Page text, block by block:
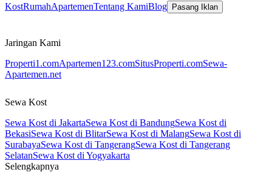
KostRumahApartemenTentang KamiBlog Pasang Iklan
Jaringan Kami
Properti1.comApartemen123.comSitusProperti.comSewa-
Apartemen.net
Sewa Kost
Sewa Kost di JakartaSewa Kost di BandungSewa Kost di
BekasiSewa Kost di BlitarSewa Kost di MalangSewa Kost di
SurabayaSewa Kost di TangerangSewa Kost di Tangerang
SelatanSewa Kost di Yogyakarta
Selengkapnya